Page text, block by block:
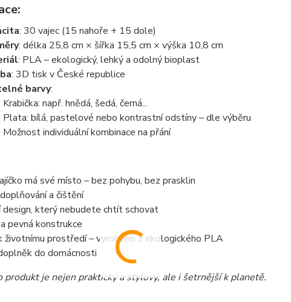
: 30 vajec (15 nahoře + 15 dole)
: délka 25,8 cm × šířka 15,5 cm × výška 10,8 cm
: PLA – ekologický, lehký a odolný bioplast
: 3D tisk v České republice
barvy:
Krabička: např. hnědá, šedá, černá...
Plata: bílá, pastelové nebo kontrastní odstíny – dle výběru
Možnost individuální kombinace na přání
má své místo – bez pohybu, bez prasklin
a čištění
který nebudete chtít schovat
pevná konstrukce
prostředí – vyrobeno z ekologického PLA
do domácnosti
produkt je nejen praktický a stylový, ale i šetrnější k planetě.